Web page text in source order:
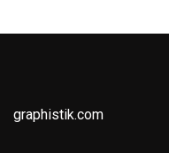
graphistik.com